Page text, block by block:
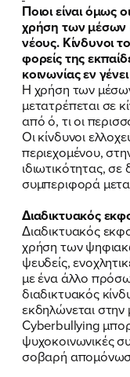
Ποιοι είναι όμως
χρήση των μέσων
νέους. Κίνδυνοι
φορείς της
κοινωνίας εν
Η χρήση των
μετατρέπεται σε
από ό, τι οι
Οι κίνδυνοι
περιεχομένου,
ιδιωτικότητας, σε
συμπεριφορά
Διαδικτυακός
Διαδικτυακός
χρήση των
ψευδείς,
με ένα άλλο
διαδικτυακός
εκδηλώνεται
Cyberbullying
ψυχοκοινωνικές
σοβαρή